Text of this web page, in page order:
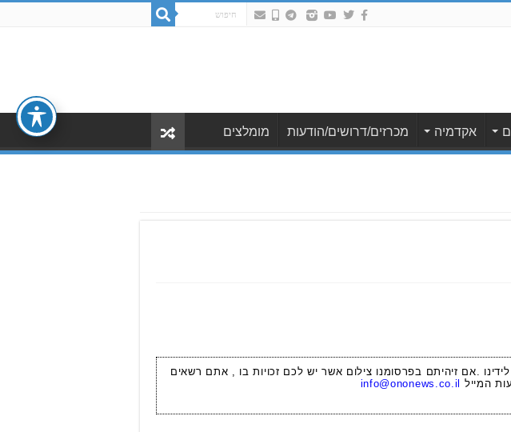
אקדמיה מכרזים/דרושים/הודעות מומלצים
.אם זיהיתם בפרסומנו צילום אשר יש לכם זכויות בו , אתם רשאים
המייל info@ononews.co.il